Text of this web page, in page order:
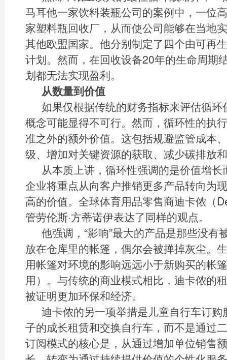
马耳他一家饮料装瓶公司的案例中，一位
家塑料瓶回收厂，从而使公司能够在当地
其他欧盟国家。他分别制定了四个由可再
计划。然而，在回收设备20年的生命周期
划都无法实现盈利。
从数量到价值
如果仅根据传统的财务指标来评估循
概念可能显得不可行。然而，循环性的执
准之外的额外价值。这包括规避监管成本
级、增加对关键资源的获取、减少碳排放
从本质上讲，循环性强调的是价值增
企业将重点从向客户推销更多产品转向为
高的价值。全球体育用品零售商迪卡侬（
管劳伦斯·方蒂诺伊表达了同样的观点。
他强调，“影响”最大的产品是那些没有
放在仓库里的帐篷，偶尔会被掸掉灰尘。
用帐篷对环境的影响远远小于新购买的帐
用）。与传统的商业模式相比，迪卡侬的
被证明更加环保和经济。
迪卡侬的另一项举措是儿童自行车订
子的成长租赁和交换自行车，而不是通过
订阅模式的核心是，从通过增加单位销售